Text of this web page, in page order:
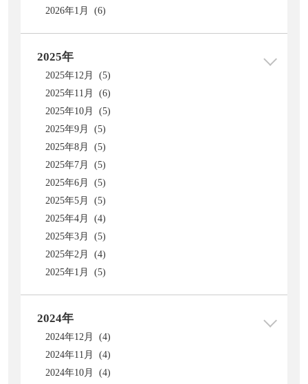
2026年1月 (6)
2025年
2025年12月 (5)
2025年11月 (6)
2025年10月 (5)
2025年9月 (5)
2025年8月 (5)
2025年7月 (5)
2025年6月 (5)
2025年5月 (5)
2025年4月 (4)
2025年3月 (5)
2025年2月 (4)
2025年1月 (5)
2024年
2024年12月 (4)
2024年11月 (4)
2024年10月 (4)